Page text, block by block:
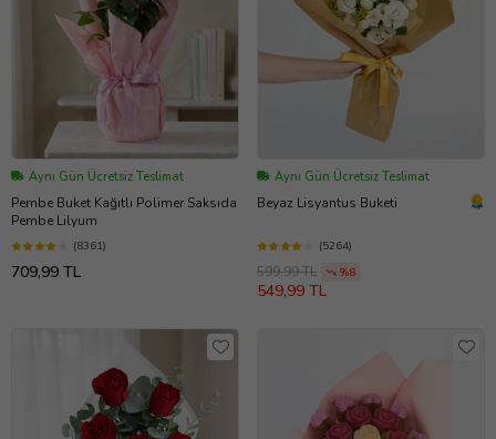
Aynı Gün Ücretsiz Teslimat
Pembe Buket Kağıtlı Polimer Saksıda
Pembe Lilyum
(8361)
709,99 TL
Aynı Gün Ücretsiz Teslimat
Beyaz Lisyantus Buketi
(5264)
599,99 TL %8
549,99 TL